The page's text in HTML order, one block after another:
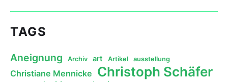
TAGS
Aneignung Archiv art Artikel ausstellung
Christiane Mennicke Christoph Schäfer